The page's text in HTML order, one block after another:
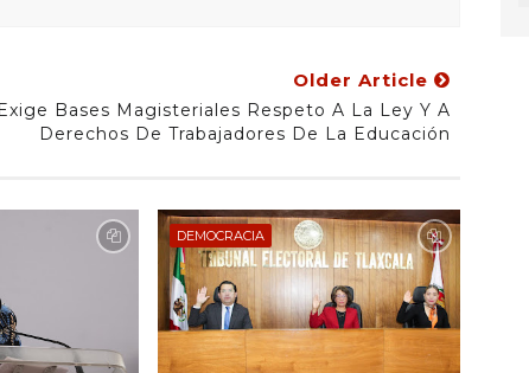
Older Article
Exige Bases Magisteriales Respeto A La Ley Y A
Derechos De Trabajadores De La Educación
DEMOCRACIA